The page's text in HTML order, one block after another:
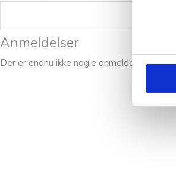
Anmeldelser
Der er endnu ikke nogle anmeldelser.